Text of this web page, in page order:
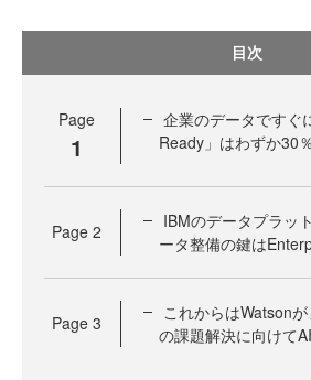
目次
Page
1
企業のデータですぐ
Ready」はわずか30％
Page 2
IBMのデータプラ
ータ整備の鍵は
Page 3
これからはWatson
の課題解決に向けて